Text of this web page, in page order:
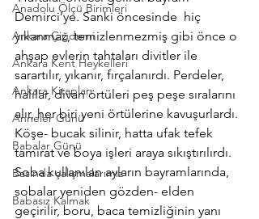
Anadolu Ölçü Birimleri
Ankara Çiğdemi
Ankara Kent Heykelleri
Ankara Kitapları
Anneler Günü
Babalar Günü
Basında çalışmalarımız
Babasız Kalmak
Demirci’ye. Sanki öncesinde  hiç
yıkanmaz, temizlenmezmiş gibi önce o
ahşap evlerin tahtaları divitler ile
sarartılır, yıkanır, fırçalanırdı. Perdeler,
halılar, divan örtüleri peş peşe sıralarını
alır, her biri yeni örtülerine kavuşurlardı.
Köşe- bucak silinir, hatta ufak tefek
tamirat ve boya işleri araya sıkıştırılırdı.
Soba kullanılan ayların bayramlarında,
sobalar yeniden gözden- elden
geçirilir, boru, baca temizliğinin yanı